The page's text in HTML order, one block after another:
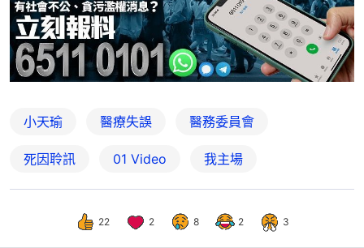
小天瑜 醫療失誤 醫務委員會
死因聆訊 01 Video 我主場
22 2 8 2 3